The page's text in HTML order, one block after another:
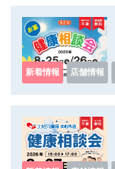
新着情報
店舗情報